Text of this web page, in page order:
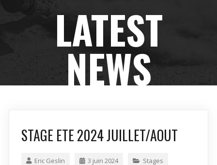
LATEST
NEWS
STAGE ETE 2024 JUILLET/AOUT
Eric Geslin 3 juin 2024 Stages